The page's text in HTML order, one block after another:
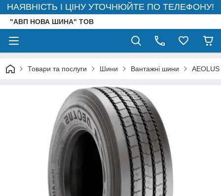
НАЯВНІСТЬ І ЦІНУ УТОЧНЮЙТЕ ПО ТЕЛЕФОНУ!
"АВП НОВА ШИНА" ТОВ
Товари та послуги Шини Вантажні шини